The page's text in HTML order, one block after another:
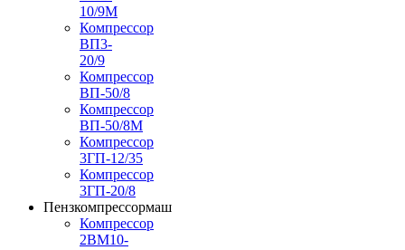
10/9М
Компрессор
ВП3-
20/9
Компрессор
ВП-50/8
Компрессор
ВП-50/8М
Компрессор
3ГП-12/35
Компрессор
3ГП-20/8
Пензкомпрессормаш
Компрессор
2ВМ10-